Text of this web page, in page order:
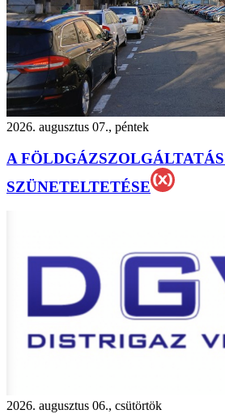
2026. augusztus 07., péntek
A
SZÜNETELTETÉSE
2026. augusztus 06., csütörtök